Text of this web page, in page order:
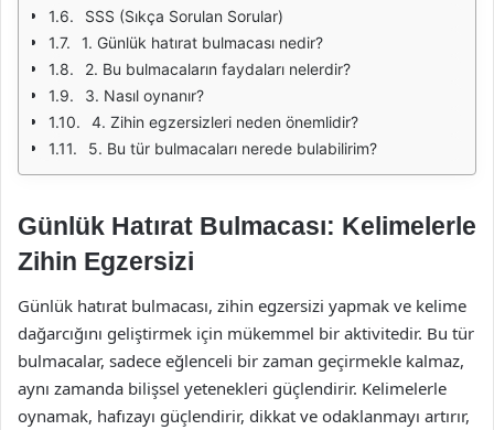
SSS (Sıkça Sorulan Sorular)
1. Günlük hatırat bulmacası nedir?
2. Bu bulmacaların faydaları nelerdir?
3. Nasıl oynanır?
4. Zihin egzersizleri neden önemlidir?
5. Bu tür bulmacaları nerede bulabilirim?
Günlük Hatırat Bulmacası: Kelimelerle
Zihin Egzersizi
Günlük hatırat bulmacası, zihin egzersizi yapmak ve kelime
dağarcığını geliştirmek için mükemmel bir aktivitedir. Bu tür
bulmacalar, sadece eğlenceli bir zaman geçirmekle kalmaz,
aynı zamanda bilişsel yetenekleri güçlendirir. Kelimelerle
oynamak, hafızayı güçlendirir, dikkat ve odaklanmayı artırır,